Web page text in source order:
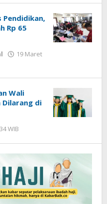
Pendidikan,
Rp 65
19 Maret
Wali
Dilarang di
WIB